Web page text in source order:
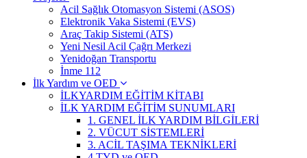
Acil Sağlık Otomasyon Sistemi (ASOS)
Elektronik Vaka Sistemi (EVS)
Araç Takip Sistemi (ATS)
Yeni Nesil Acil Çağrı Merkezi
Yenidoğan Transportu
İnme 112
İlk Yardım ve OED
İLKYARDIM EĞİTİM KİTABI
İLK YARDIM EĞİTİM SUNUMLARI
1. GENEL İLK YARDIM BİLGİLERİ
2. VÜCUT SİSTEMLERİ
3. ACİL TAŞIMA TEKNİKLERİ